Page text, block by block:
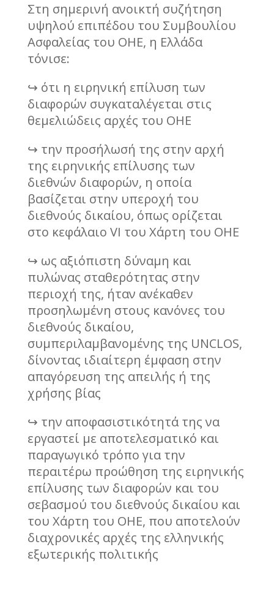
Στη σημερινή ανοικτή συζήτηση
υψηλού επιπέδου του Συμβουλίου
Ασφαλείας του ΟΗΕ, η Ελλάδα
τόνισε:
↪ ότι η ειρηνική επίλυση των
διαφορών συγκαταλέγεται στις
θεμελιώδεις αρχές του ΟΗΕ
↪ την προσήλωσή της στην αρχή
της ειρηνικής επίλυσης των
διεθνών διαφορών, η οποία
βασίζεται στην υπεροχή του
διεθνούς δικαίου, όπως ορίζεται
στο κεφάλαιο VI του Χάρτη του ΟΗΕ
↪ ως αξιόπιστη δύναμη και
πυλώνας σταθερότητας στην
περιοχή της, ήταν ανέκαθεν
προσηλωμένη στους κανόνες του
διεθνούς δικαίου,
συμπεριλαμβανομένης της UNCLOS,
δίνοντας ιδιαίτερη έμφαση στην
απαγόρευση της απειλής ή της
χρήσης βίας
↪ την αποφασιστικότητά της να
εργαστεί με αποτελεσματικό και
παραγωγικό τρόπο για την
περαιτέρω προώθηση της ειρηνικής
επίλυσης των διαφορών και του
σεβασμού του διεθνούς δικαίου και
του Χάρτη του ΟΗΕ, που αποτελούν
διαχρονικές αρχές της ελληνικής
εξωτερικής πολιτικής